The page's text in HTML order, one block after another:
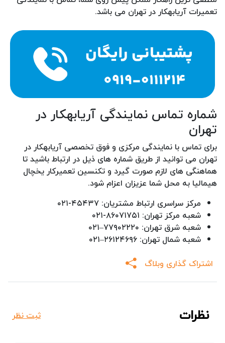
تعمیرات آریابهکار در تهران می باشد.
شماره تماس نمایندگی آریابهکار در
تهران
برای تماس با نمایندگی مرکزی و فوق تخصصی آریابهکار در
تهران می توانید از طریق شماره های ذیل در ارتباط باشید تا
هماهنگی های لازم صورت گیرد و تکنسین تعمیرکار یخچال
هیمالیا به محل شما عزیزان اعزام شود.
مرکز سراسری ارتباط مشتریان: ۴۵۴۳۷-۰۲۱
شعبه مرکز تهران: ۸۶۰۷۱۷۵۱-۰۲۱
شعبه شرق تهران: ۷۷۹۰۲۲۲۰–۰۲۱
شعبه شمال تهران: ۲۶۱۲۴۶۹۶–۰۲۱
اشتراک گذاری وبلاگ
نظرات ثبت نظر